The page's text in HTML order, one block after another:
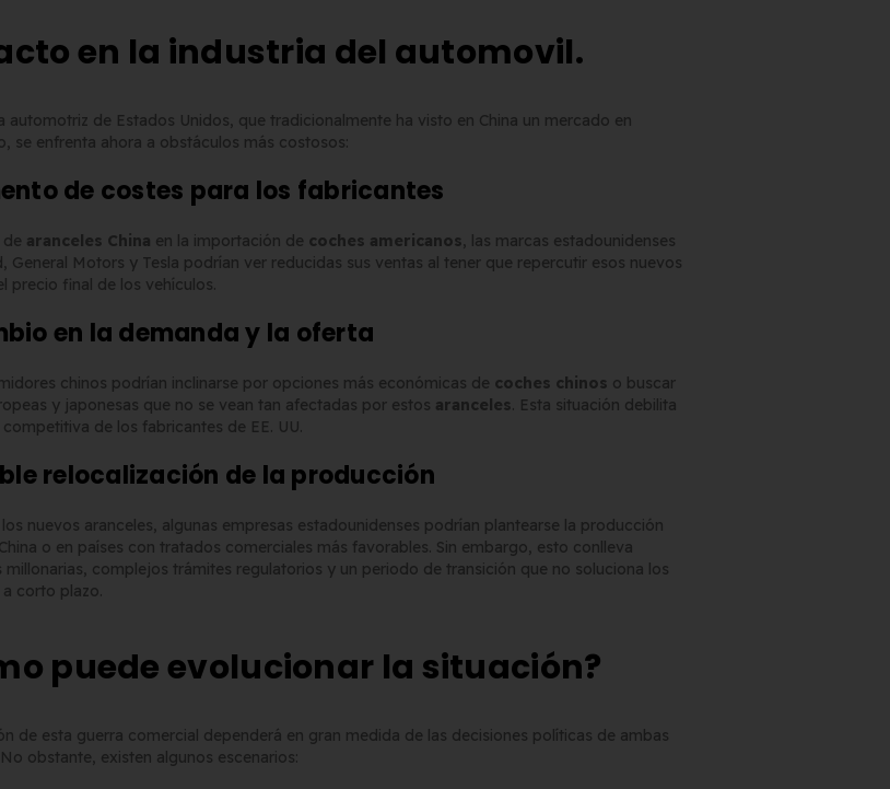
en la industria del automovil.
automotriz de Estados Unidos, que tradicionalmente ha visto en China un mercado en
se enfrenta ahora a obstáculos más costosos:
de costes para los fabricantes
de aranceles China en la importación de coches americanos, las marcas estadounidenses
General Motors y Tesla podrían ver reducidas sus ventas al tener que repercutir esos nuevos
precio final de los vehículos.
en la demanda y la oferta
chinos podrían inclinarse por opciones más económicas de coches chinos o buscar
y japonesas que no se vean tan afectadas por estos aranceles. Esta situación debilita
competitiva de los fabricantes de EE. UU.
relocalización de la producción
los nuevos aranceles, algunas empresas estadounidenses podrían plantearse la producción
o en países con tratados comerciales más favorables. Sin embargo, esto conlleva
millonarias, complejos trámites regulatorios y un periodo de transición que no soluciona los
corto plazo.
puede evolucionar la situación?
de esta guerra comercial dependerá en gran medida de las decisiones políticas de ambas
obstante, existen algunos escenarios:
Patinete
y
Los 7 requisitos de
de matrícula en España
(según el BOE)
Matrícula para Patinete
Eléctrico: Normativa y
Carengine